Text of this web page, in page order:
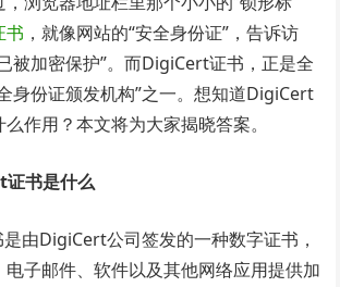
书 ，就像网站的“安全身份证”，告诉访
被加密保护”。而DigiCert证书，正是全
身份证颁发机构”之一。想知道DigiCert
作用？本文将为大家揭晓答案。
书是什么
由DigiCert公司签发的一种数字证书，
子邮件、软件以及其他网络应用提供加